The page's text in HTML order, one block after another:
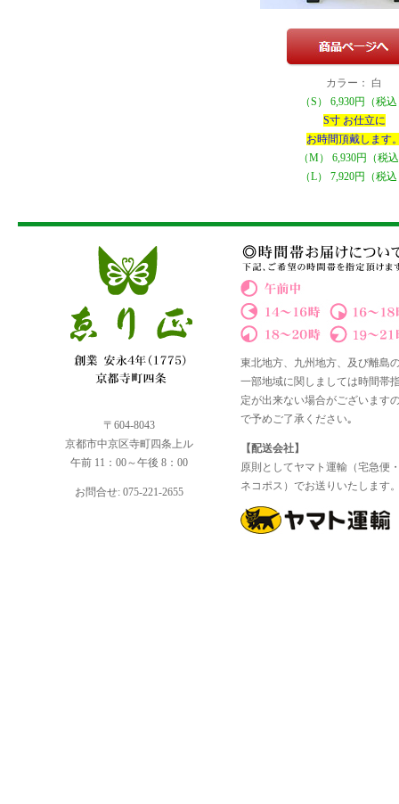
カラー： 白
（S） 6,930円（税
S寸 お仕立に
お時間頂戴します
（M） 6,930円（税
（L） 7,920円（税
〒604-8043
京都市中京区寺町四条上ル
午前 11：00～午後 8：00
お問合せ: 075-221-2655
東北地方、九州地方、及び離島
一部地域に関しましては時間帯
定が出来ない場合がございます
で予めご了承ください｡
【配送会社】
原則としてヤマト運輸（宅急便
ネコポス）でお送りいたします